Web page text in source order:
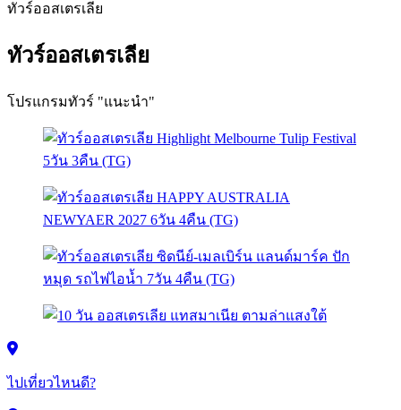
ทัวร์ออสเตรเลีย
ทัวร์ออสเตรเลีย
โปรแกรมทัวร์ "แนะนำ"
ไปเที่ยวไหนดี?